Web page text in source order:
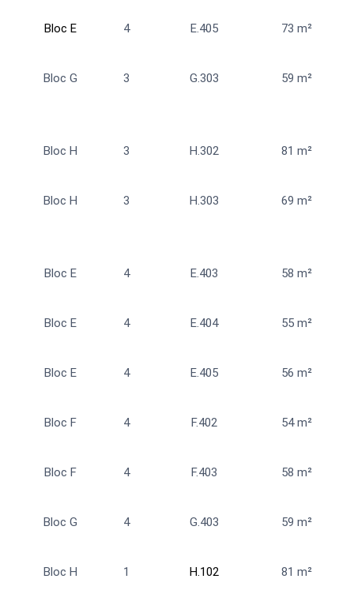
Bloc E 4 E.405 73 m²
Bloc G 3 G.303 59 m²
Bloc H 3 H.302 81 m²
Bloc H 3 H.303 69 m²
Bloc E 4 E.403 58 m²
Bloc E 4 E.404 55 m²
Bloc E 4 E.405 56 m²
Bloc F 4 F.402 54 m²
Bloc F 4 F.403 58 m²
Bloc G 4 G.403 59 m²
Bloc H 1 H.102 81 m²